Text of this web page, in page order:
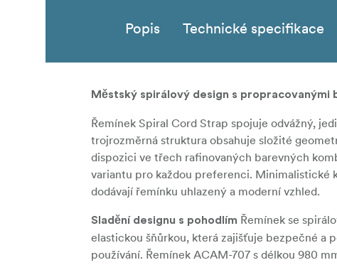
Popis Technické specifikace
Městský spirálový design s propracovanými
Řemínek Spiral Cord Strap spojuje odvážný,
trojrozměrná struktura obsahuje složité
dispozici ve třech rafinovaných barevných
variantu pro každou preferenci. Minimalistické
dodávají řemínku uhlazený a moderní vzhled.
Sladění designu s pohodlím Řemínek se
elastickou šňůrkou, která zajišťuje bezpečné a
používání. Řemínek ACAM-707 s délkou 980